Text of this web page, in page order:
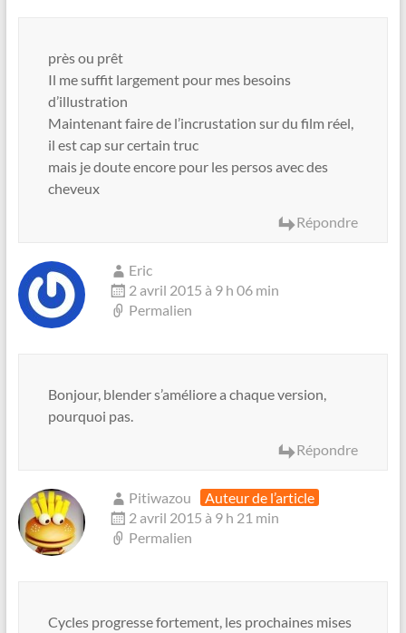
près ou prêt
Il me suffit largement pour mes besoins
d’illustration
Maintenant faire de l’incrustation sur du film réel,
il est cap sur certain truc
mais je doute encore pour les persos avec des
cheveux
Répondre
Eric
2 avril 2015 à 9 h 06 min
Permalien
Bonjour, blender s’améliore a chaque version,
pourquoi pas.
Répondre
Pitiwazou
Auteur de l’article
2 avril 2015 à 9 h 21 min
Permalien
Cycles progresse fortement, les prochaines mises